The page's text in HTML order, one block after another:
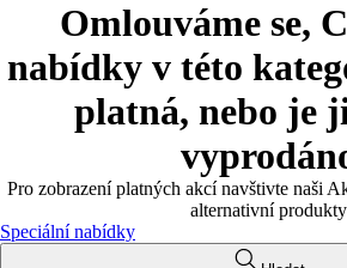
Omlouváme se,
nabídky v této
platná, nebo je
Pro zobrazení platných akcí navštivte naši
alternativní produkty
Speciální nabídky